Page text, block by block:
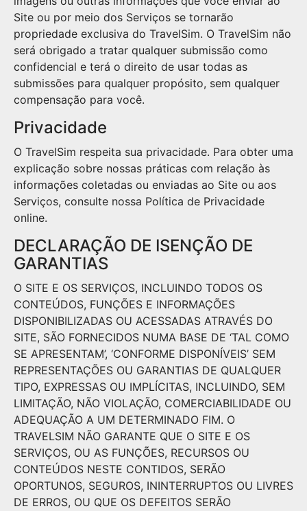
Site ou por meio dos Serviços se tornarão
propriedade exclusiva do TravelSim. O TravelSim não
será obrigado a tratar qualquer submissão como
confidencial e terá o direito de usar todas as
submissões para qualquer propósito, sem qualquer
compensação para você.
Privacidade
O TravelSim respeita sua privacidade. Para obter uma
explicação sobre nossas práticas com relação às
informações coletadas ou enviadas ao Site ou aos
Serviços, consulte nossa Política de Privacidade
online.
DECLARAÇÃO DE ISENÇÃO DE
GARANTIAS
O SITE E OS SERVIÇOS, INCLUINDO TODOS OS
CONTEÚDOS, FUNÇÕES E INFORMAÇÕES
DISPONIBILIZADAS OU ACESSADAS ATRAVÉS DO
SITE, SÃO FORNECIDOS NUMA BASE DE ‘TAL COMO
SE APRESENTAM’, ‘CONFORME DISPONÍVEIS’ SEM
REPRESENTAÇÕES OU GARANTIAS DE QUALQUER
TIPO, EXPRESSAS OU IMPLÍCITAS, INCLUINDO, SEM
LIMITAÇÃO, NÃO VIOLAÇÃO, COMERCIABILIDADE OU
ADEQUAÇÃO A UM DETERMINADO FIM. O
TRAVELSIM NÃO GARANTE QUE O SITE E OS
SERVIÇOS, OU AS FUNÇÕES, RECURSOS OU
CONTEÚDOS NESTE CONTIDOS, SERÃO
OPORTUNOS, SEGUROS, ININTERRUPTOS OU LIVRES
DE ERROS, OU QUE OS DEFEITOS SERÃO